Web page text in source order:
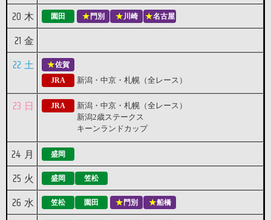
20 木 園田 門別 川崎 名古屋
21 金
22 土
佐賀
JRA
新潟・中京・札幌（全レース）
23 日 JRA
新潟・中京・札幌（全レース）
新潟2歳ステークス
キーンランドカップ
24 月 盛岡
25 火 盛岡 笠松
26 水 笠松 園田 門別 船橋